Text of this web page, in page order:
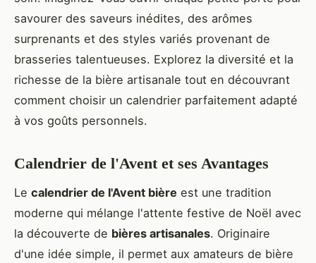
savourer des saveurs inédites, des arômes
surprenants et des styles variés provenant de
brasseries talentueuses. Explorez la diversité et la
richesse de la bière artisanale tout en découvrant
comment choisir un calendrier parfaitement adapté
à vos goûts personnels.
Calendrier de l'Avent et ses Avantages
Le calendrier de l'Avent bière est une tradition
moderne qui mélange l'attente festive de Noël avec
la découverte de bières artisanales. Originaire
d'une idée simple, il permet aux amateurs de bière